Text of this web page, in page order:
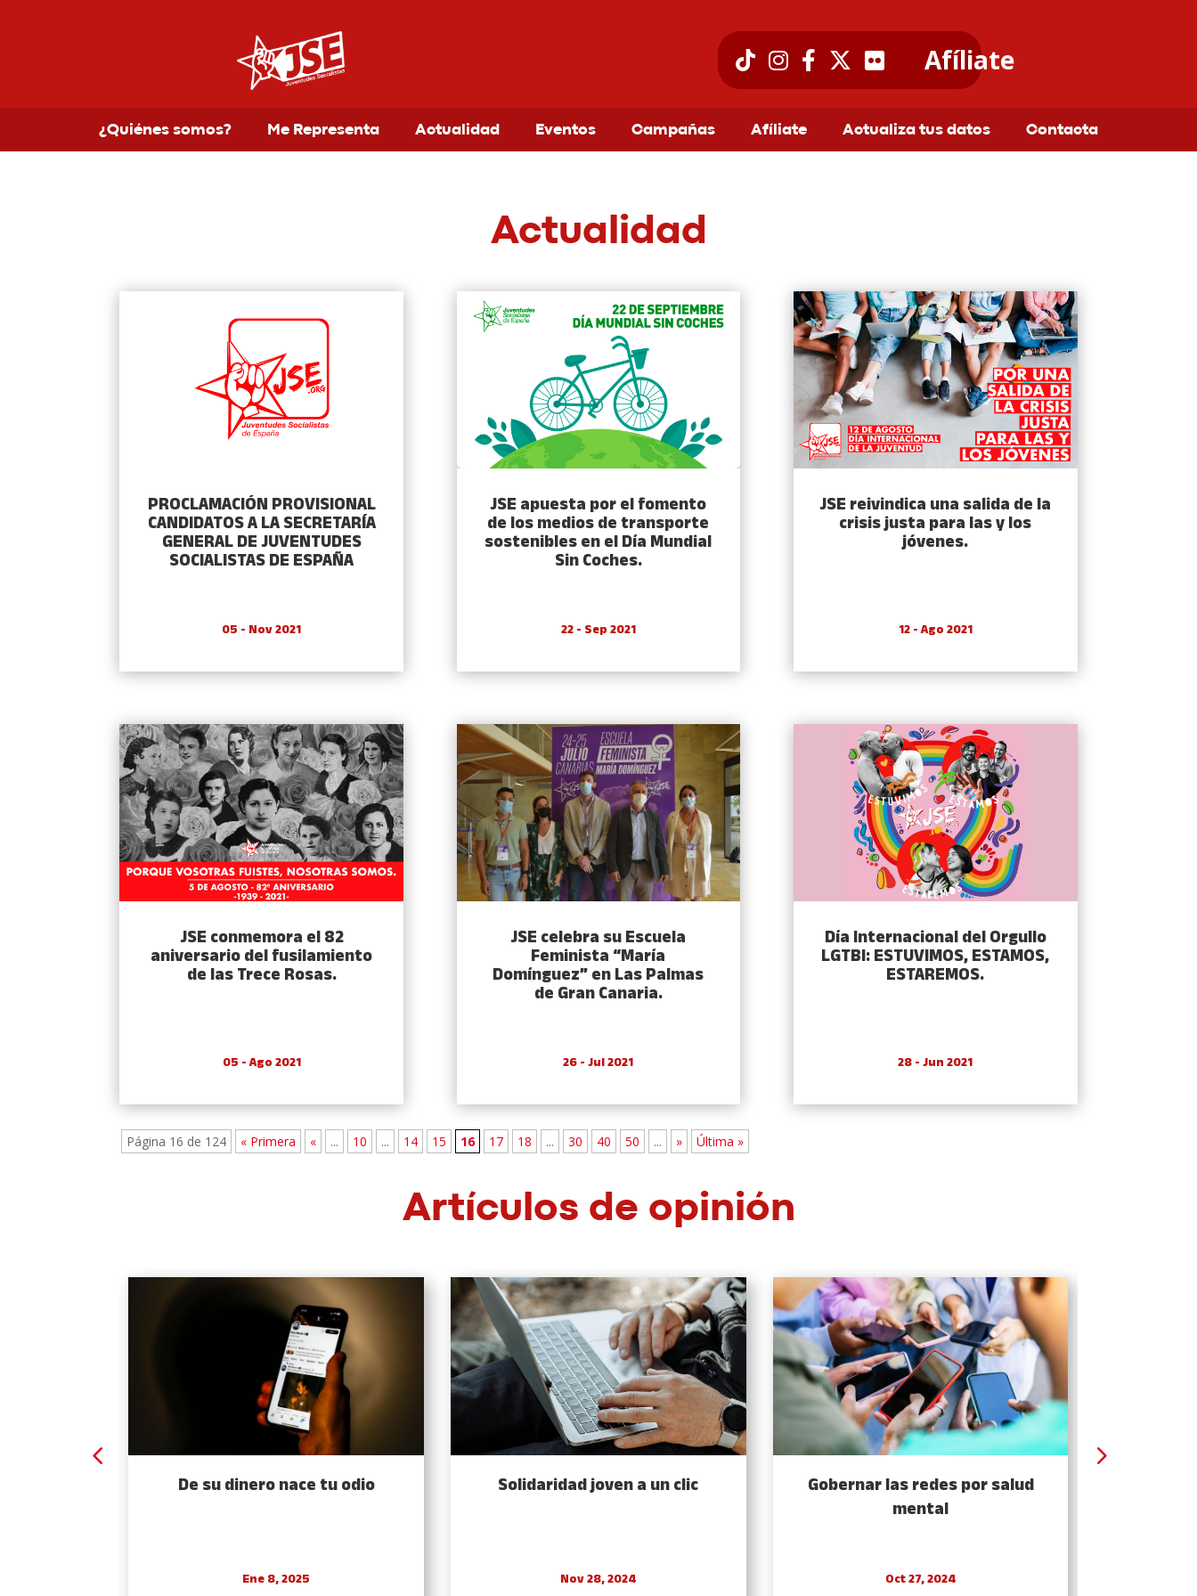
Afíliate
¿Quiénes somos? Me Representa Actualidad Eventos Campañas Afíliate Actualiza tus datos Contacta
Actualidad
PROCLAMACIÓN PROVISIONAL
CANDIDATOS A LA SECRETARÍA
GENERAL DE JUVENTUDES
SOCIALISTAS DE ESPAÑA
05 - Nov 2021
JSE conmemora el 82
aniversario del fusilamiento
de las Trece Rosas.
05 - Ago 2021
JSE apuesta por el fomento
de los medios de transporte
sostenibles en el Día Mundial
Sin Coches.
22 - Sep 2021
JSE celebra su Escuela
Feminista “María
Domínguez” en Las Palmas
de Gran Canaria.
26 - Jul 2021
JSE reivindica una salida de la
crisis justa para las y los
jóvenes.
12 - Ago 2021
Día Internacional del Orgullo
LGTBI: ESTUVIMOS, ESTAMOS,
ESTAREMOS.
28 - Jun 2021
Página 16 de 124 « Primera « ... 10 ... 14 15 16 17 18 ... 30 40 50 ... » Última »
Artículos de opinión
De su dinero nace tu odio
Ene 8, 2025
Solidaridad joven a un clic
Nov 28, 2024
Gobernar las redes por salud
mental
Oct 27, 2024